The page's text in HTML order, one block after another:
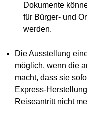
Dokumente
für Bürger- und
werden.
Die Ausstellung
möglich, wenn die
macht, dass sie
Express-
Reiseantritt nicht